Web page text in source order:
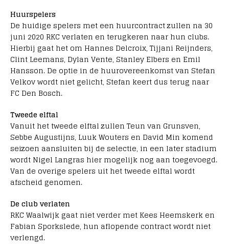
Huurspelers
De huidige spelers met een huurcontract zullen na 30
juni 2020 RKC verlaten en terugkeren naar hun clubs.
Hierbij gaat het om Hannes Delcroix, Tijjani Reijnders,
Clint Leemans, Dylan Vente, Stanley Elbers en Emil
Hansson. De optie in de huurovereenkomst van Stefan
Velkov wordt niet gelicht, Stefan keert dus terug naar
FC Den Bosch.
Tweede elftal
Vanuit het tweede elftal zullen Teun van Grunsven,
Sebbe Augustijns, Luuk Wouters en David Min komend
seizoen aansluiten bij de selectie, in een later stadium
wordt Nigel Langras hier mogelijk nog aan toegevoegd.
Van de overige spelers uit het tweede elftal wordt
afscheid genomen.
De club verlaten
RKC Waalwijk gaat niet verder met Kees Heemskerk en
Fabian Sporkslede, hun aflopende contract wordt niet
verlengd.